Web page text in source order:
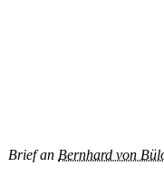
Brief an Bernhard von